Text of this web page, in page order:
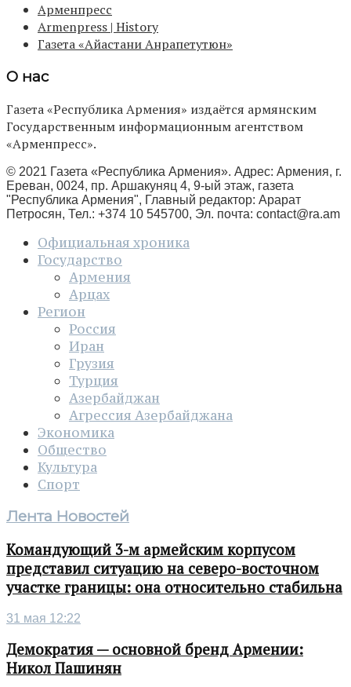
Арменпресс
Armenpress | History
Газета «Айастани Анрапетутюн»
О нас
Газета «Республика Армения» издаётся армянским
Государственным информационным агентством
«Арменпресс».
© 2021 Газета «Республика Армения». Адрес: Армения, г.
Ереван, 0024, пр. Аршакуняц 4, 9-ый этаж, газета
"Республика Армения", Главный редактор: Арарат
Петросян, Тел.: +374 10 545700, Эл. почта: contact@ra.am
Официальная хроника
Государство
Армения
Арцах
Регион
Россия
Иран
Грузия
Турция
Азербайджан
Агрессия Азербайджана
Экономика
Общество
Культура
Спорт
Лента Новостей
Командующий 3-м армейским корпусом
представил ситуацию на северо-восточном
участке границы: она относительно стабильна
31 мая 12:22
Демократия — основной бренд Армении:
Никол Пашинян